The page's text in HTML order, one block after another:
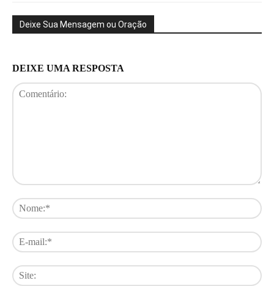
Deixe Sua Mensagem ou Oração
DEIXE UMA RESPOSTA